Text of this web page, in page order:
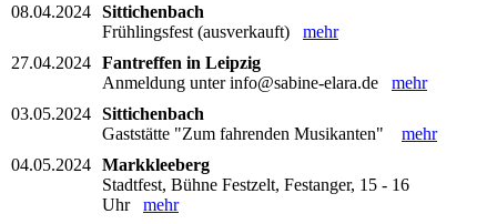
08.04.2024 Sittichenbach
Frühlingsfest (ausverkauft) mehr
27.04.2024 Fantreffen in Leipzig
Anmeldung unter info@sabine-elara.de mehr
03.05.2024 Sittichenbach
Gaststätte "Zum fahrenden Musikanten" mehr
04.05.2024 Markkleeberg
Stadtfest, Bühne Festzelt, Festanger, 15 - 16
Uhr mehr